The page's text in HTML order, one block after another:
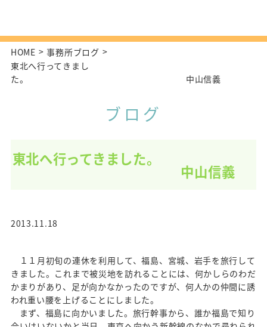
HOME
事務所ブログ
東北へ行ってきまし
た。 中山信義
ブログ
東北へ行ってきました。
中山信義
2013.11.18
１１月初旬の連休を利用して、福島、宮城、岩手を旅行して
きました。これまで被災地を訪れることには、何かしらのわだ
かまりがあり、足が向かなかったのですが、何人かの仲間に誘
われ重い腰を上げることにしました。
まず、福島に向かいました。旅行幹事から、誰か福島で知り